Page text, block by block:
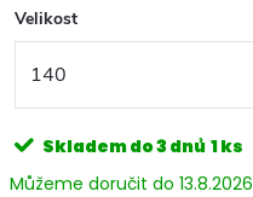
Velikost
Skladem do 3 dnů 1 ks
13.8.2026